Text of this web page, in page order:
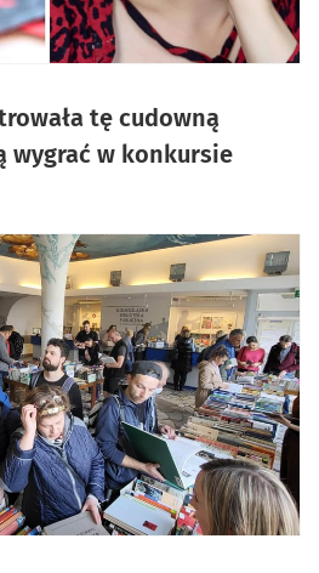
tę cudowną
wygrać w konkursie